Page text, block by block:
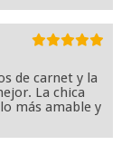
de carnet y la
La chica
más amable y